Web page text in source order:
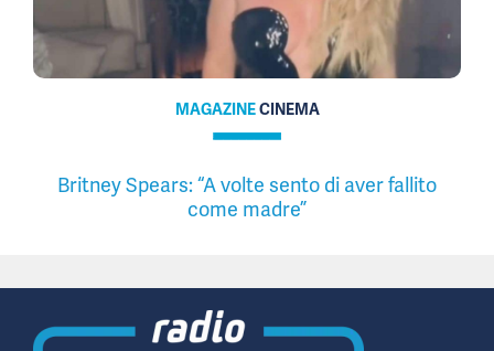
MAGAZINECINEMA
Britney Spears: “A volte sento di aver fallito
come madre”